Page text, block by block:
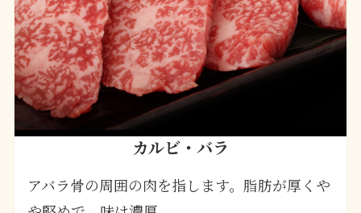
カルビ・バラ
アバラ骨の周囲の肉を指します。脂肪が厚くや